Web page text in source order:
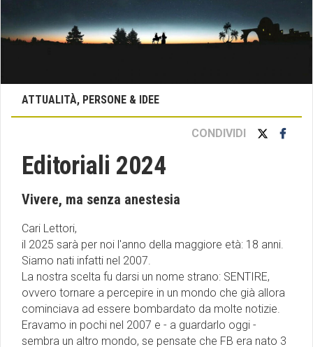
ATTUALITÀ, PERSONE & IDEE
CONDIVIDI
Editoriali 2024
Vivere, ma senza anestesia
Cari Lettori,
il 2025 sarà per noi l'anno della maggiore età: 18 anni.
Siamo nati infatti nel 2007.
La nostra scelta fu darsi un nome strano: SENTIRE,
ovvero tornare a percepire in un mondo che già allora
cominciava ad essere bombardato da molte notizie.
Eravamo in pochi nel 2007 e - a guardarlo oggi -
sembra un altro mondo, se pensate che FB era nato 3